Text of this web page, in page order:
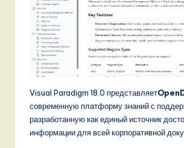
Visual Paradigm 18.0 представляет
современную платформу знаний с
разработанную как единый источник
информации для всей корпоративной